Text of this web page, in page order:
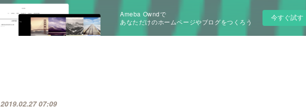
Ameba Owndで
あなただけのホームページやブログをつくろう
今すぐ試す
2019.02.27 07:09